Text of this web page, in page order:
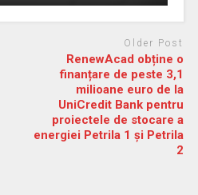
Older Post
RenewAcad obține o
finanțare de peste 3,1
milioane euro de la
UniCredit Bank pentru
proiectele de stocare a
energiei Petrila 1 și Petrila
2